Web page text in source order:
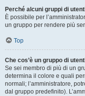
Perché alcuni gruppi di
È possibile per
un gruppo per rendere più
Top
Che cos’è un gruppo di
Se sei membro di più di un
determina il colore e quali
normali; l’amministratore,
dal gruppo predefinito).